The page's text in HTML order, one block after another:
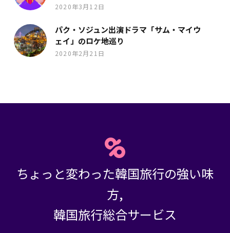
2020年3月12日
パク・ソジュン出演ドラマ「サム・マイウ
ェイ」のロケ地巡り
2020年2月21日
ちょっと変わった韓国旅行の強い味
方,
韓国旅行総合サービス